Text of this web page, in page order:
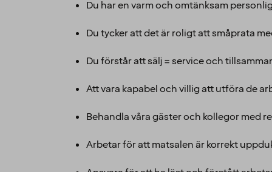
Du har en varm och omtänksam
Du tycker att det är roligt att småprata
Du förstår att sälj = service och
Att vara kapabel och villig att utföra de
Behandla våra gäster och kollegor med
Arbetar för att matsalen är korrekt